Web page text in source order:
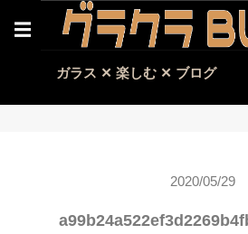
☰
ガラス ✕ 楽しむ ✕ ブログ
2020/05/29